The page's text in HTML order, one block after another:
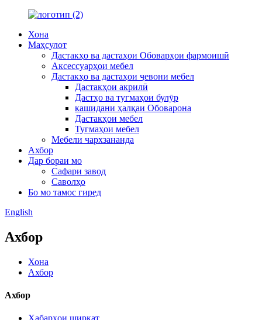
Хона
Маҳсулот
Дастакҳо ва дастаҳои Обоварҳои фармоишӣ
Аксессуарҳои мебел
Дастакҳо ва дастаҳои ҷевони мебел
Дастакҳои акрилӣ
Дастҳо ва тугмаҳои булӯр
кашидани ҳалқаи Обоварона
Дастакҳои мебел
Тугмаҳои мебел
Мебели чархзананда
Ахбор
Дар бораи мо
Сафари завод
Саволҳо
Бо мо тамос гиред
English
Ахбор
Хона
Ахбор
Ахбор